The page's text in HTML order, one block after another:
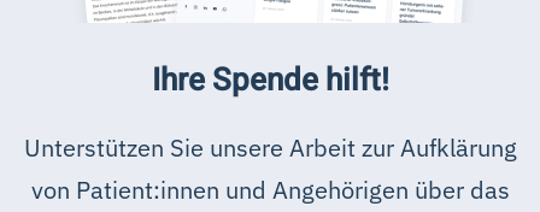
Ihre Spende hilft!
Unterstützen Sie unsere Arbeit zur Aufklärung
von Patient:innen und Angehörigen über das